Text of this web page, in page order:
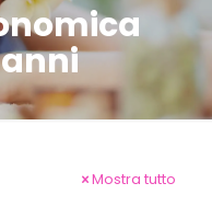
Mostra tutto